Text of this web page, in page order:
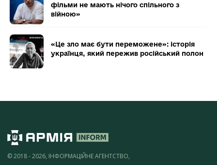
фільми не мають нічого спільного з
війною»
«Це зло має бути переможене»: історія
українця, який пережив російський полон
© 2018 - 2026, ІНФОРМАЦІЙНЕ АГЕНТСТВО,